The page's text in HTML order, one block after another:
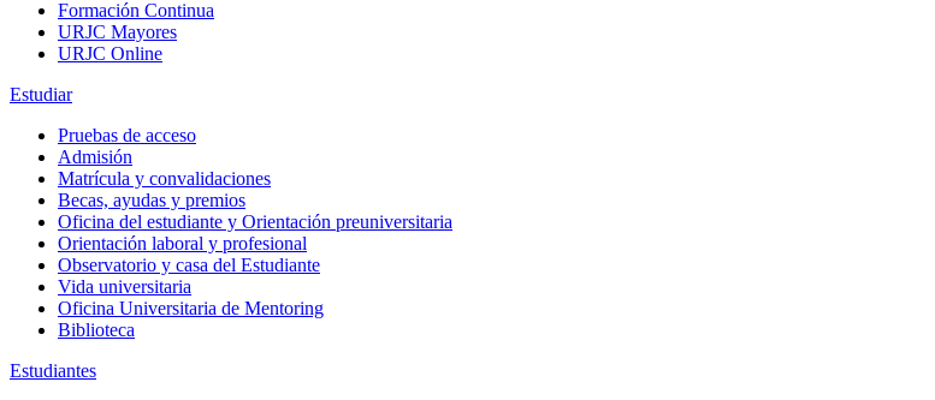
Formación Continua
URJC Mayores
URJC Online
Estudiar
Pruebas de acceso
Admisión
Matrícula y convalidaciones
Becas, ayudas y premios
Oficina del estudiante y Orientación preuniversitaria
Orientación laboral y profesional
Observatorio y casa del Estudiante
Vida universitaria
Oficina Universitaria de Mentoring
Biblioteca
Estudiantes